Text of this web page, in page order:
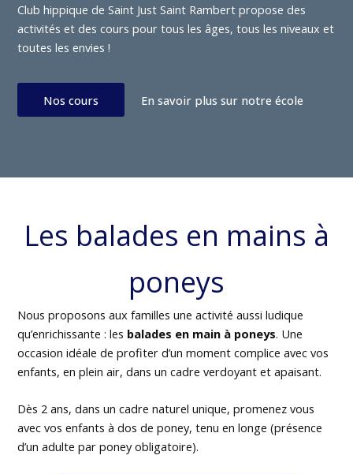
Club hippique de Saint Just Saint Rambert propose des
activités et des cours pour tous les âges, tous les niveaux et
toutes les envies !
Nos cours En savoir plus sur notre école
Les balades en mains à
poneys
Nous proposons aux familles une activité aussi ludique
qu’enrichissante : les balades en main à poneys. Une
occasion idéale de profiter d’un moment complice avec vos
enfants, en plein air, dans un cadre verdoyant et apaisant.
Dès 2 ans, dans un cadre naturel unique, promenez vous
avec vos enfants à dos de poney, tenu en longe (présence
d’un adulte par poney obligatoire).